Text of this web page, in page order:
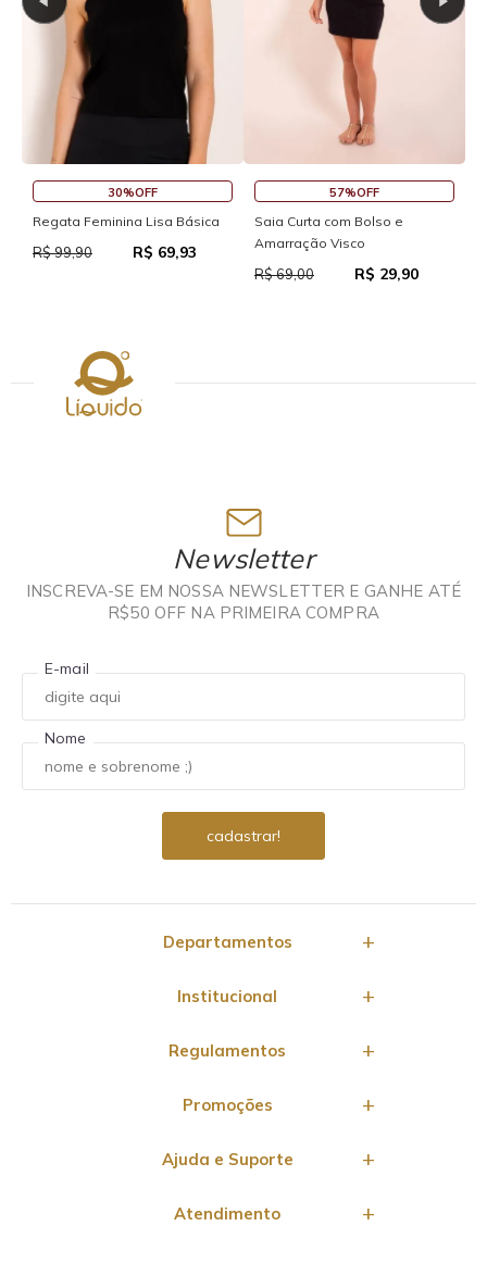
30%OFF
Regata Feminina Lisa Básica
R$ 99,90 R$ 69,93
57%OFF
Saia Curta com Bolso e
Amarração Visco
R$ 69,00 R$ 29,90
Newsletter
INSCREVA-SE EM NOSSA NEWSLETTER E GANHE ATÉ
R$50 OFF NA PRIMEIRA COMPRA
E-mail
Nome
Departamentos
Institucional
Regulamentos
Promoções
Ajuda e Suporte
Atendimento